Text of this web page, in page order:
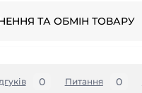
ТА ОБМІН ТОВАРУ
0 Питання 0